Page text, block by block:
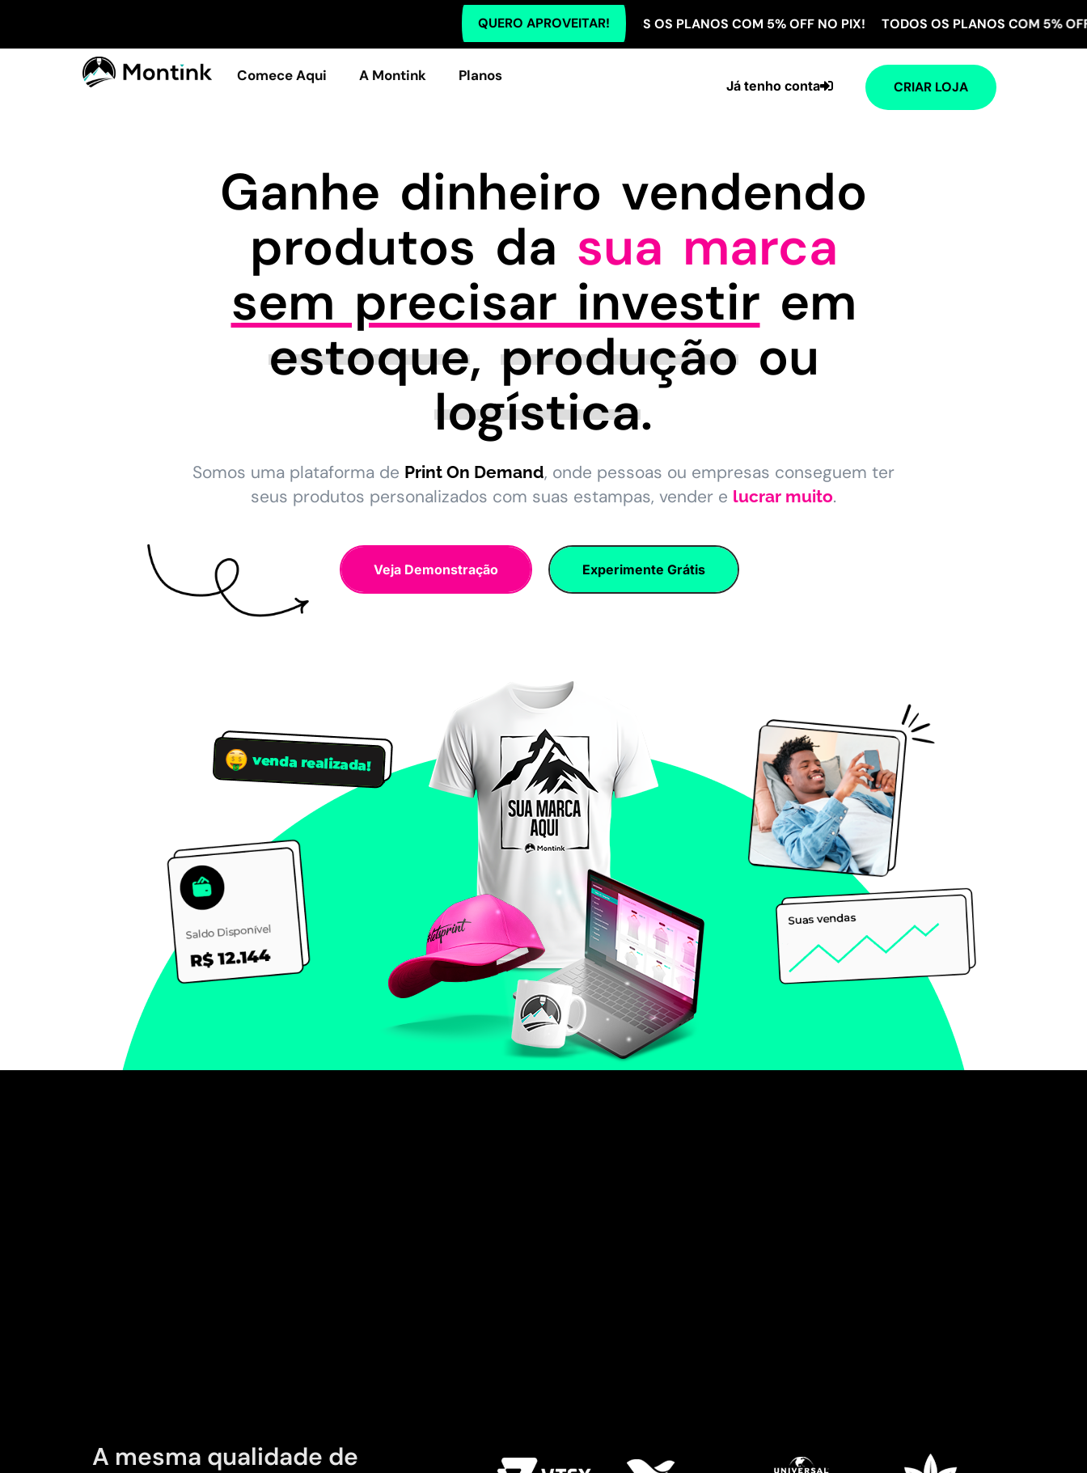
QUERO APROVEITAR!
TODOS OS PLANOS COM 5% OFF NO PIX! TODOS OS PLANOS COM 5% OFF NO
Comece Aqui A Montink Planos
CRIAR LOJA
Já tenho conta
Ganhe dinheiro vendendo
produtos da sua marca
sem precisar investir em
estoque, produçãoou
logística.
Somos uma plataforma de Print On Demand, onde pessoas ou empresas conseguem ter
seus produtos personalizados com suas estampas, vender e lucrar muito.
Veja Demonstração Experimente Grátis
A mesma qualidade de